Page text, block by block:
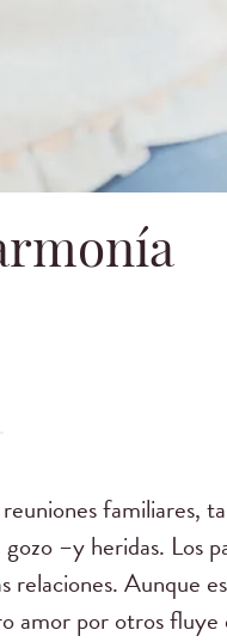
familiares,
–y heridas. Los
relaciones. Aunque
amor por otros fluye